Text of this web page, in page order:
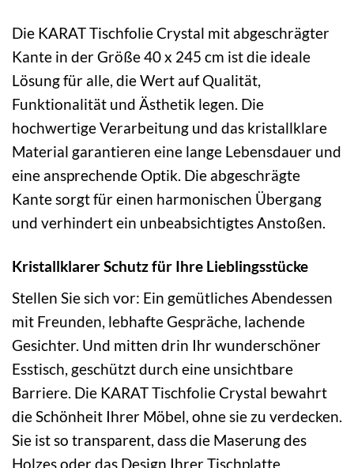
Die KARAT Tischfolie Crystal mit abgeschrägter
Kante in der Größe 40 x 245 cm ist die ideale
Lösung für alle, die Wert auf Qualität,
Funktionalität und Ästhetik legen. Die
hochwertige Verarbeitung und das kristallklare
Material garantieren eine lange Lebensdauer und
eine ansprechende Optik. Die abgeschrägte
Kante sorgt für einen harmonischen Übergang
und verhindert ein unbeabsichtigtes Anstoßen.
Kristallklarer Schutz für Ihre Lieblingsstücke
Stellen Sie sich vor: Ein gemütliches Abendessen
mit Freunden, lebhafte Gespräche, lachende
Gesichter. Und mitten drin Ihr wunderschöner
Esstisch, geschützt durch eine unsichtbare
Barriere. Die KARAT Tischfolie Crystal bewahrt
die Schönheit Ihrer Möbel, ohne sie zu verdecken.
Sie ist so transparent, dass die Maserung des
Holzes oder das Design Ihrer Tischplatte